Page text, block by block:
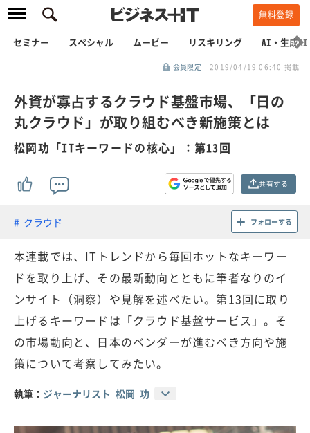
無料登録
セミナー スペシャル ムービー リスキリング AI・生成AI
会員限定 2019/04/19 06:40 掲載
外資が寡占するクラウド基盤市場、「日の
丸クラウド」が取り組むべき新施策とは
松岡功「ITキーワードの核心」：第13回
共有する
クラウド フォローする
本連載では、ITトレンドから毎回ホットなキーワー
ドを取り上げ、その最新動向とともに筆者なりのイ
ンサイト（洞察）や見解を述べたい。第13回に取り
上げるキーワードは「クラウド基盤サービス」。そ
の市場動向と、日本のベンダーが進むべき方向や施
策について考察してみたい。
執筆： ジャーナリスト 松岡 功